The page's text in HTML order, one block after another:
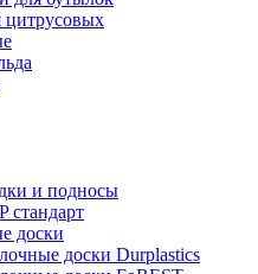
цитрусовых
и подносы
стандарт
доски
доски Durplastics